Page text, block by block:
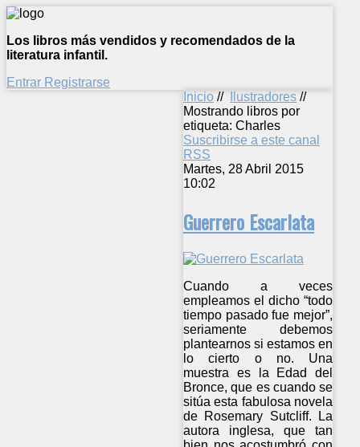
Los libros más vendidos y recomendados de la
literatura infantil.
Entrar Registrarse
Inicio // Ilustradores //
Mostrando libros por
etiqueta: Charles
Suscribirse a este canal
RSS
Martes, 28 Abril 2015
10:02
Guerrero Escarlata
Cuando a veces
empleamos el dicho “todo
tiempo pasado fue mejor”,
seriamente debemos
plantearnos si estamos en
lo cierto o no. Una
muestra es la Edad del
Bronce, que es cuando se
sitúa esta fabulosa novela
de Rosemary Sutcliff. La
autora inglesa, que tan